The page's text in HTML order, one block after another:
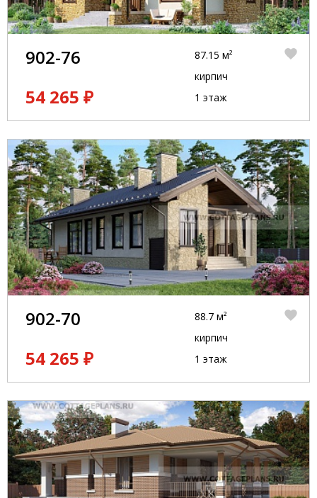
902-76
54 265 ₽
87.15 м²
кирпич
1 этаж
902-70
54 265 ₽
88.7 м²
кирпич
1 этаж